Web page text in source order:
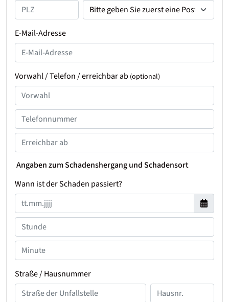
E-Mail-Adresse
Vorwahl / Telefon / erreichbar ab (optional)
Angaben zum Schadenshergang und Schadensort
Wann ist der Schaden passiert?
Straße / Hausnummer